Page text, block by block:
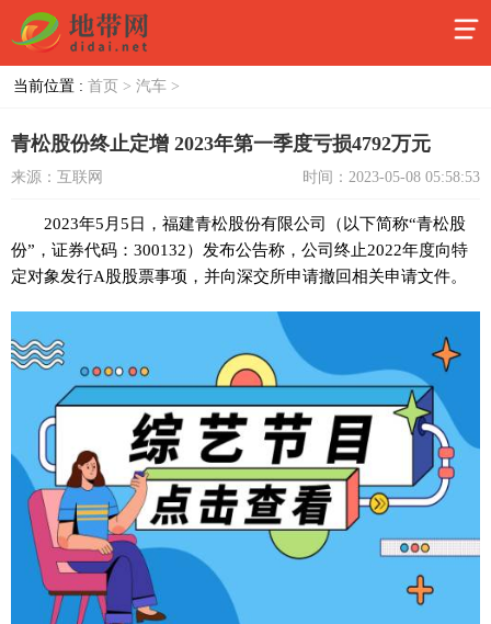
当前位置 : 首页 > 汽车 >
青松股份终止定增 2023年第一季度亏损4792万元
来源：互联网 时间：2023-05-08 05:58:53
2023年5月5日，福建青松股份有限公司（以下简称“青松股
份”，证券代码：300132）发布公告称，公司终止2022年度向特
定对象发行A股股票事项，并向深交所申请撤回相关申请文件。